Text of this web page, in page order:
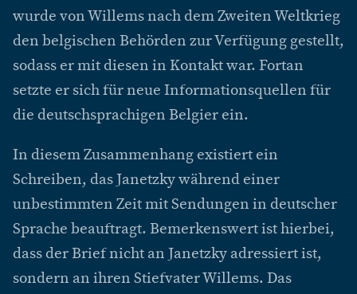
wurde von Willems nach dem Zweiten Weltkrieg
den belgischen Behörden zur Verfügung gestellt,
sodass er mit diesen in Kontakt war. Fortan
setzte er sich für neue Informationsquellen für
die deutschsprachigen Belgier ein.
In diesem Zusammenhang existiert ein
Schreiben, das Janetzky während einer
unbestimmten Zeit mit Sendungen in deutscher
Sprache beauftragt. Bemerkenswert ist hierbei,
dass der Brief nicht an Janetzky adressiert ist,
sondern an ihren Stiefvater Willems. Das